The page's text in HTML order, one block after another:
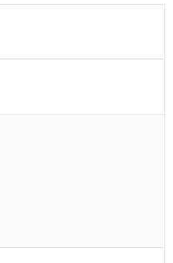
Kardeşliğin İzini Sahada